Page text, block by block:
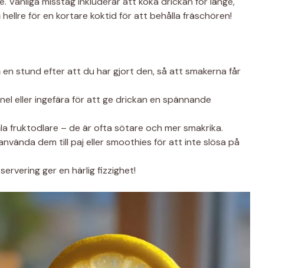
för en kortare koktid för att behålla fräschören!
stund efter att du har gjort den, så att smakerna får
eller ingefära för att ge drickan en spännande
fruktodlare – de är ofta sötare och mer smakrika.
dem till paj eller smoothies för att inte slösa på
ger en härlig fizzighet!